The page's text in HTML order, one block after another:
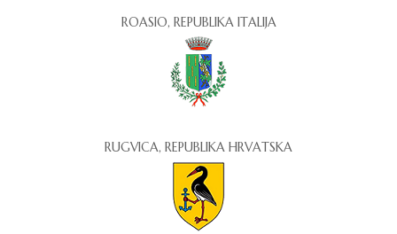
ROASIO, REPUBLIKA ITALIJA
RUGVICA, REPUBLIKA HRVATSKA